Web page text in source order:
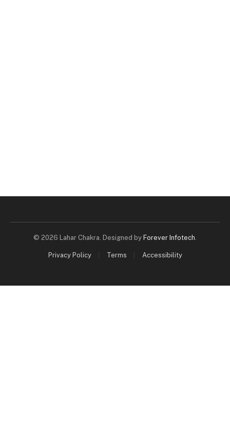
© 2026 Lahar Chakra. Designed by Forever Infotech.
Privacy Policy Terms Accessibility